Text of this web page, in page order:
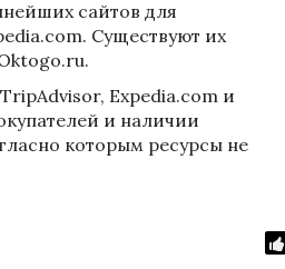
сайтов для
Существуют их
Expedia.com и
и наличии
которым ресурсы не